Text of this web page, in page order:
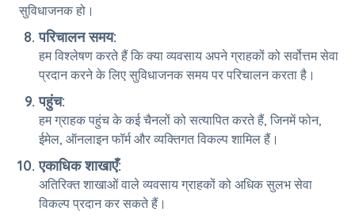
सुविधाजनक हो।
परिचालन समय:
हम विश्लेषण करते हैं कि क्या व्यवसाय अपने ग्राहकों को सर्वोत्तम सेवा
प्रदान करने के लिए सुविधाजनक समय पर परिचालन करता है।
पहुंच:
हम ग्राहक पहुंच के कई चैनलों को सत्यापित करते हैं, जिनमें फोन,
ईमेल, ऑनलाइन फॉर्म और व्यक्तिगत विकल्प शामिल हैं।
एकाधिक शाखाएँ:
अतिरिक्त शाखाओं वाले व्यवसाय ग्राहकों को अधिक सुलभ सेवा
विकल्प प्रदान कर सकते हैं।